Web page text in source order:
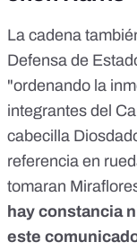
La cadena
Defensa de
"ordenando la
integrantes del
cabecilla
referencia en
tomaran
hay constancia
este